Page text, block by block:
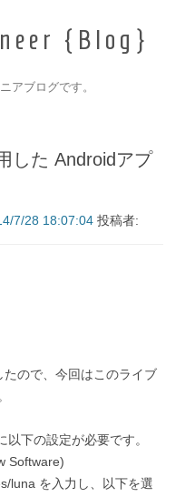
eer {Blog}_
アブログです。
した Androidアプ
7/28 18:07:04 投稿者:
ので、今回はこのライブ
下の設定が必要です。
Software)
luna を入力し、以下を選